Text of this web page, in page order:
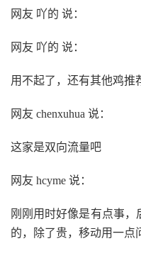
网友 吖的 说：
网友 吖的 说：
用不起了，还有其他鸡推
网友 chenxuhua 说：
这家是双向流量吧
网友 hcyme 说：
刚刚用时好像是有点事
的，除了贵，移动用一点